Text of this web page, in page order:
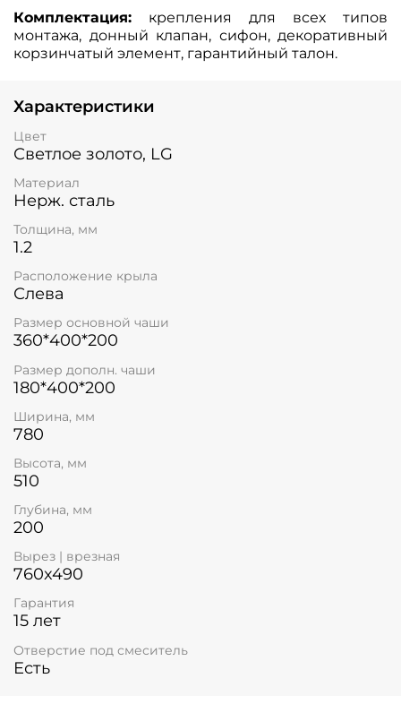
Комплектация: крепления для всех типов
монтажа, донный клапан, сифон, декоративный
корзинчатый элемент, гарантийный талон.
Характеристики
Цвет
Светлое золото, LG
Материал
Нерж. сталь
Толщина, мм
1.2
Расположение крыла
Слева
Размер основной чаши
360*400*200
Размер дополн. чаши
180*400*200
Ширина, мм
780
Высота, мм
510
Глубина, мм
200
Вырез | врезная
760x490
Гарантия
15 лет
Отверстие под смеситель
Есть